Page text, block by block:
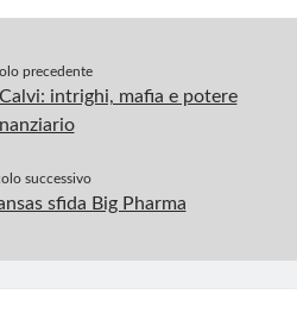
precedente
intrighi, mafia e potere
successivo
sfida Big Pharma